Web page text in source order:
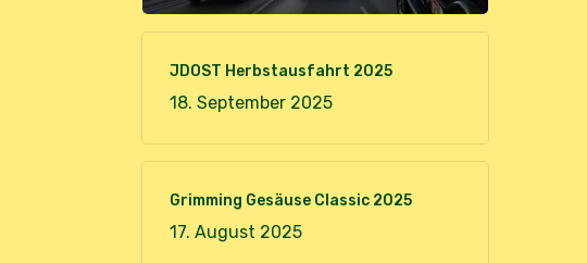
JDOST Herbstausfahrt 2025
18. September 2025
Grimming Gesäuse Classic 2025
17. August 2025